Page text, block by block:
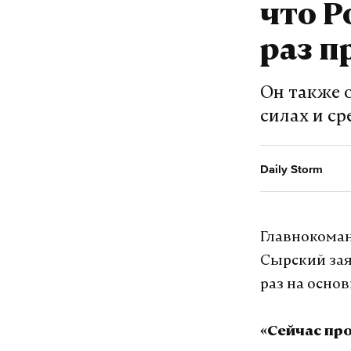
«Гостьи из
Шаинского
# москва #
что
раз
Он также
силах и
Daily Storm
Сырский
раз на
«Сейчас